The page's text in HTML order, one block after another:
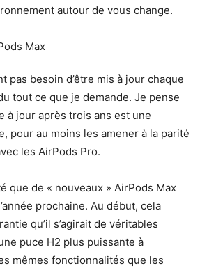
autour de vous change.
pas besoin d’être mis à jour chaque
tout ce que je demande. Je pense
à jour après trois ans est une
pour au moins les amener à la parité
les AirPods Pro.
que de « nouveaux » AirPods Max
prochaine. Au début, cela
qu’il s’agirait de véritables
puce H2 plus puissante à
mêmes fonctionnalités que les